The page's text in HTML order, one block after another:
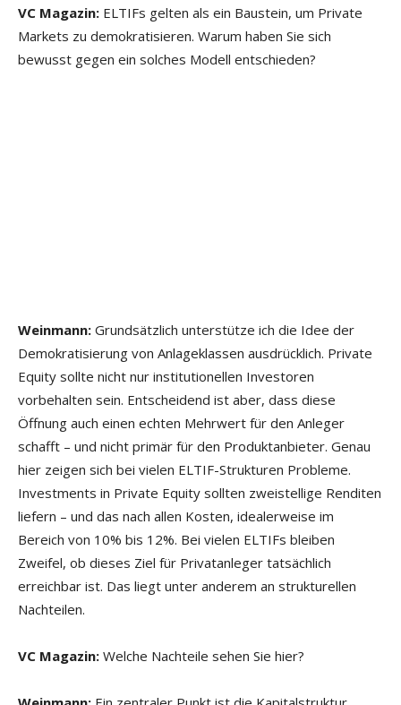
VC Magazin: ELTIFs gelten als ein Baustein, um Private
Markets zu demokratisieren. Warum haben Sie sich
bewusst gegen ein solches Modell entschieden?
Weinmann: Grundsätzlich unterstütze ich die Idee der
Demokratisierung von Anlageklassen ausdrücklich. Private
Equity sollte nicht nur institutionellen Investoren
vorbehalten sein. Entscheidend ist aber, dass diese
Öffnung auch einen echten Mehrwert für den Anleger
schafft – und nicht primär für den Produktanbieter. Genau
hier zeigen sich bei vielen ELTIF-Strukturen Probleme.
Investments in Private Equity sollten zweistellige Renditen
liefern – und das nach allen Kosten, idealerweise im
Bereich von 10% bis 12%. Bei vielen ELTIFs bleiben
Zweifel, ob dieses Ziel für Privatanleger tatsächlich
erreichbar ist. Das liegt unter anderem an strukturellen
Nachteilen.
VC Magazin: Welche Nachteile sehen Sie hier?